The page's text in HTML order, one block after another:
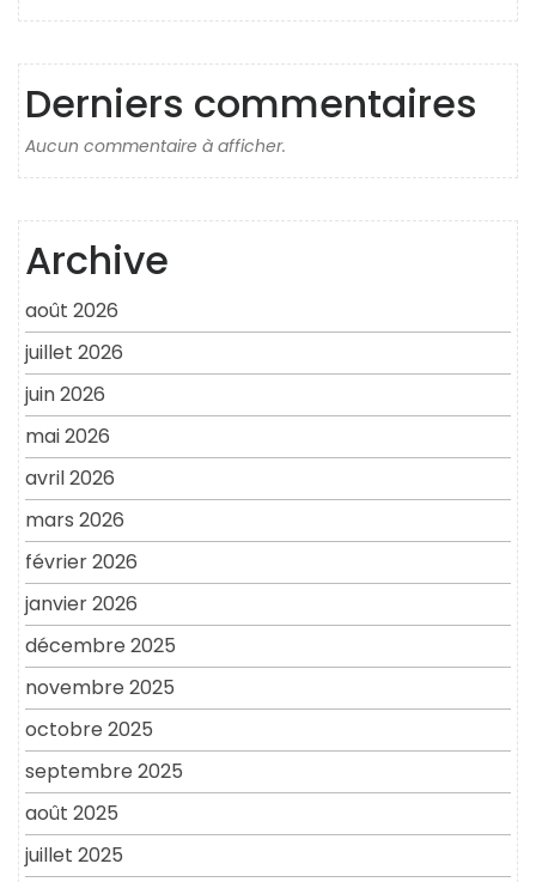
Derniers commentaires
Aucun commentaire à afficher.
Archive
août 2026
juillet 2026
juin 2026
mai 2026
avril 2026
mars 2026
février 2026
janvier 2026
décembre 2025
novembre 2025
octobre 2025
septembre 2025
août 2025
juillet 2025